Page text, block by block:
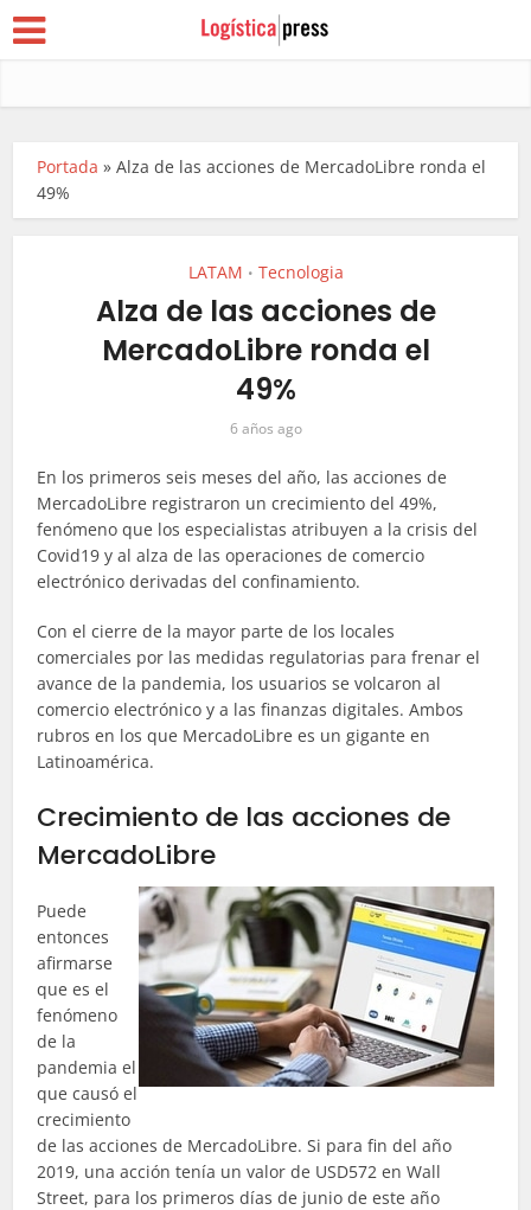
Portada »Alza de las acciones de MercadoLibre ronda el
49%
LATAM • Tecnologia
Alza de las acciones de
MercadoLibre ronda el
49%
6 años ago
En los primeros seis meses del año, las acciones de
MercadoLibre registraron un crecimiento del 49%,
fenómeno que los especialistas atribuyen a la crisis del
Covid19 y al alza de las operaciones de comercio
electrónico derivadas del confinamiento.
Con el cierre de la mayor parte de los locales
comerciales por las medidas regulatorias para frenar el
avance de la pandemia, los usuarios se volcaron al
comercio electrónico y a las finanzas digitales. Ambos
rubros en los que MercadoLibre es un gigante en
Latinoamérica.
Crecimiento de las acciones de
MercadoLibre
Puede
entonces
afirmarse
que es el
fenómeno
de la
pandemia el
que causó el
crecimiento
de las acciones de MercadoLibre. Si para fin del año
2019, una acción tenía un valor de USD572 en Wall
Street, para los primeros días de junio de este año